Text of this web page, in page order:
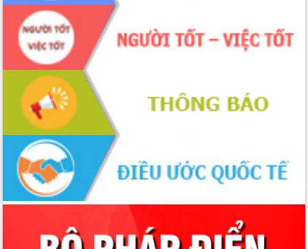
Gặp mặt các cơ quan báo chí nhân Kỷ
niệm 101 năm Ngày Báo chí Cách
mạng Việt Nam
Đắk Lắk sơ kết 4 năm triển khai thực
hiện Đề án 06 của Chính phủ
Họp báo thông tin về Hội nghị Công bố
Quy hoạch và Xúc tiến đầu tư tỉnh Đắk
Lắk
Khơi thông điểm nghẽn, đẩy nhanh
giải ngân vốn khắc phục thiên tai
HĐND tỉnh thông qua điều chỉnh Quy
hoạch tỉnh thời kỳ 2021-2030
Hội thảo góp ý hồ sơ điều chỉnh quy
hoạch tỉnh Đắk Lắk thời kỳ 2021-2030,
Nâng cao hiệu quả hoạt động của các